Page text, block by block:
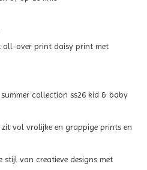
over print daisy print met
collection ss26 kid & baby
vol vrolijke en grappige prints en
stijl van creatieve designs met